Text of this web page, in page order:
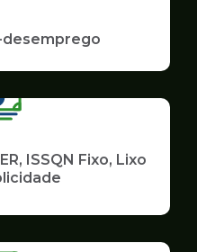
ISSQN Fixo, Lixo